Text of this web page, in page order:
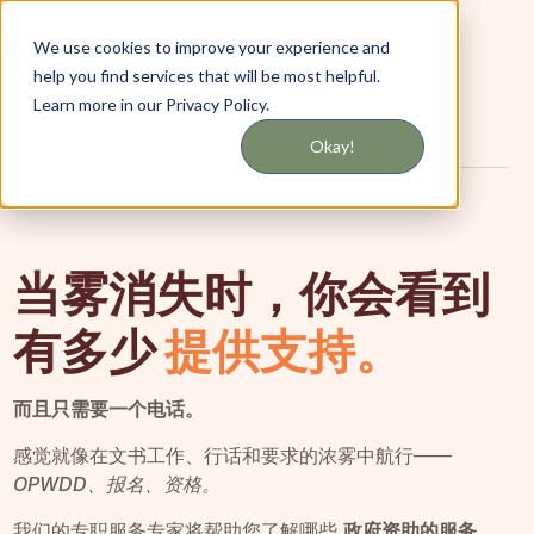
We use cookies to improve your experience and
help you find services that will be most helpful.
Learn more in our Privacy Policy.
Okay!
Talk to a service specialist
929.998.6701
当雾消失时，你会看到
有多少提供支持。
而且只需要一个电话。
感觉就像在文书工作、行话和要求的浓雾中航行——
OPWDD、报名、资格。